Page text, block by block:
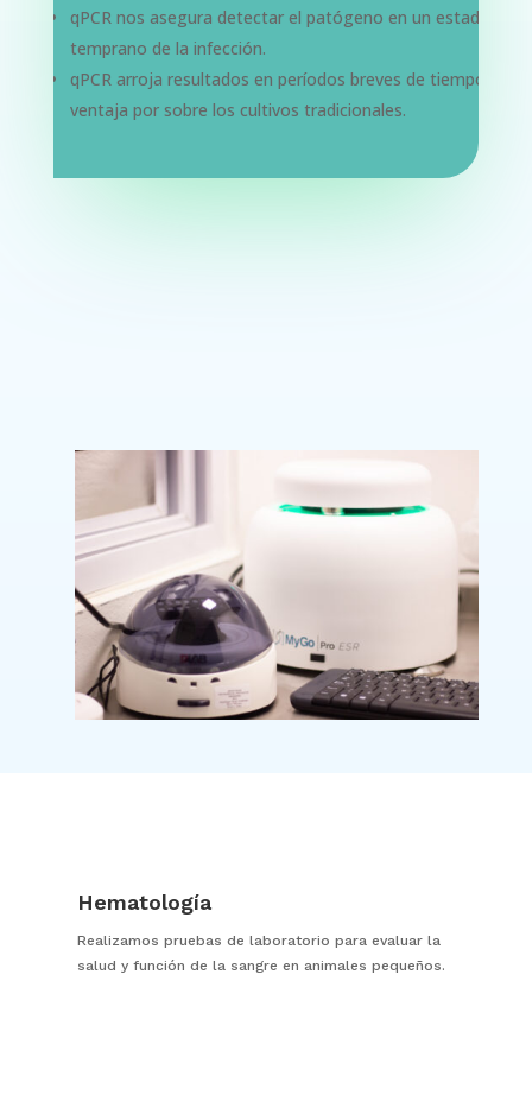
qPCR nos asegura detectar el patógeno en un estadío
temprano de la infección.
qPCR arroja resultados en períodos breves de tiempo
ventaja por sobre los cultivos tradicionales.
Hematología
Realizamos pruebas de laboratorio para evaluar la
salud y función de la sangre en animales pequeños.